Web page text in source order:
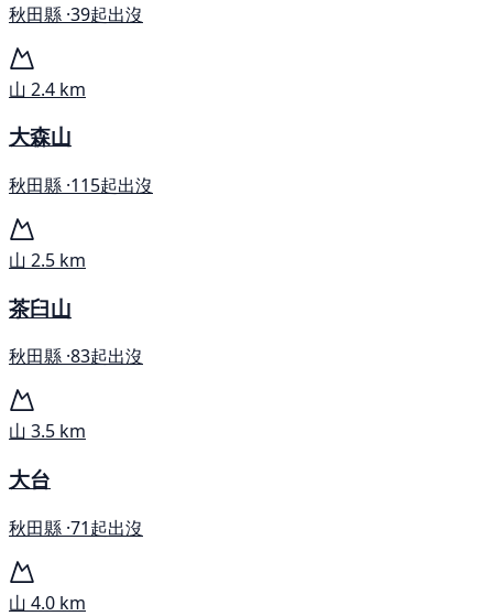
秋田縣 ·39起出沒
山 2.4 km
大森山
秋田縣 ·115起出沒
山 2.5 km
茶臼山
秋田縣 ·83起出沒
山 3.5 km
大台
秋田縣 ·71起出沒
山 4.0 km